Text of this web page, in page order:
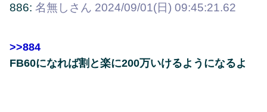
886: 名無しさん 2024/09/01(日) 09:45:21.62
>>884
FB60になれば割と楽に200万いけるようになるよ